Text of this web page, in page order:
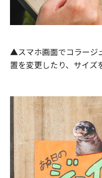
▲スマホ画面でコラージ
置を変更したり、サイズ